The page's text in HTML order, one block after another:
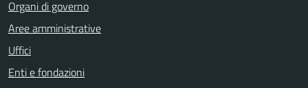
Organi di governo
Aree amministrative
Uffici
Enti e fondazioni